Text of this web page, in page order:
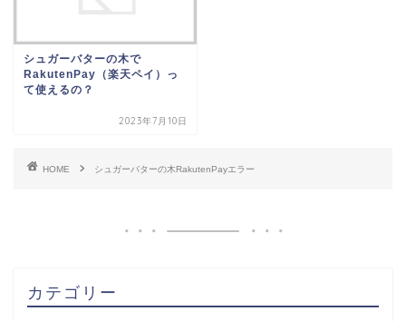
シュガーバターの木で
RakutenPay（楽天ペイ）っ
て使えるの？
2023年7月10日
HOME シュガーバターの木RakutenPayエラー
カテゴリー